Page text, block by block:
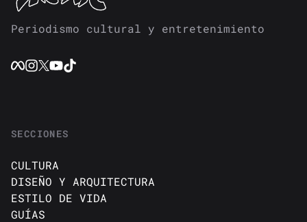
Periodismo cultural y entretenimiento
SECCIONES
CULTURA
DISEÑO Y ARQUITECTURA
ESTILO DE VIDA
GUÍAS